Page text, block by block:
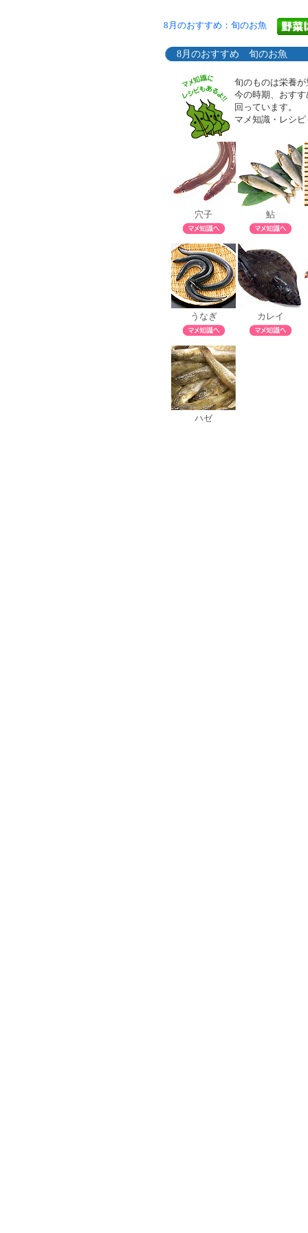
8月のおすすめ：旬のお魚
8月のおすすめ 旬のお魚
旬のものは栄養
今の時期、おす
回っています。
マメ知識・レシ
穴子 鮎
うなぎ カレイ
ハゼ